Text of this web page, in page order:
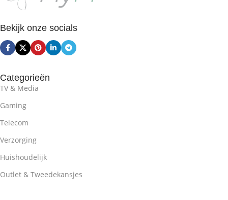
Bekijk onze socials
Categorieën
TV & Media
Gaming
Telecom
Verzorging
Huishoudelijk
Outlet & Tweedekansjes